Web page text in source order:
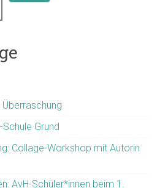
Überraschung
Grund
Collage-Workshop mit Autorin
AvH-Schüler*innen beim 1.